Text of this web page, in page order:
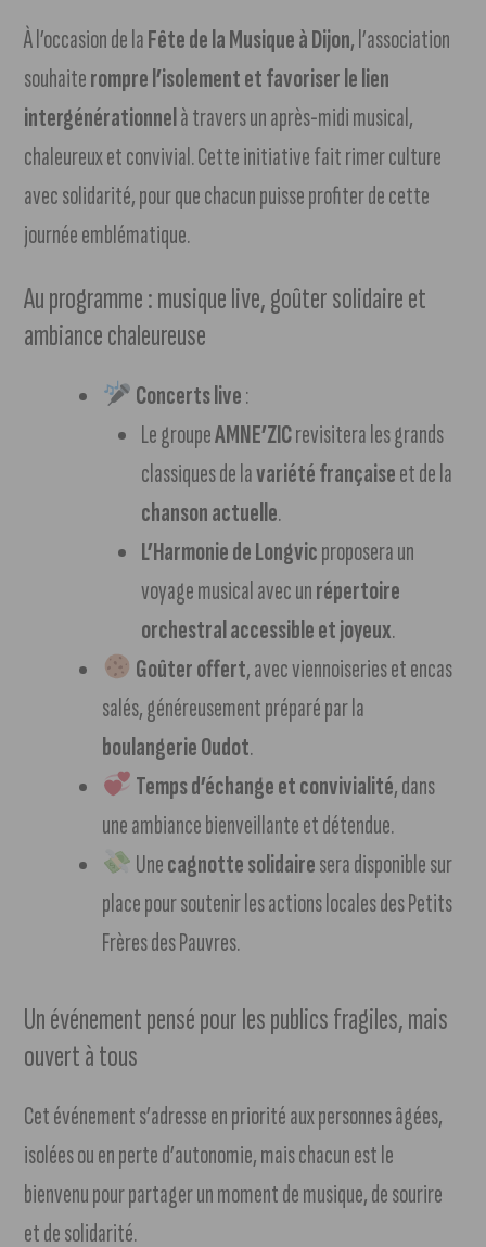
À l’occasion de laFête de la Musique à Dijon, l’association
souhaiterompre l’isolement et favoriser le lien
intergénérationnelà travers un après-midi musical,
chaleureux et convivial. Cette initiative fait rimer culture
avec solidarité, pour que chacun puisse profiter de cette
journée emblématique.
Au programme : musique live, goûter solidaire et
ambiance chaleureuse
Concerts live:
Le groupeAMNE’ZICrevisitera les grands
classiques de lavariété françaiseet de la
chanson actuelle.
L’Harmonie de Longvicproposera un
voyage musical avec unrépertoire
orchestral accessible et joyeux.
Goûter offert, avec viennoiseries et encas
salés, généreusement préparé par la
boulangerie Oudot.
Temps d’échange et convivialité, dans
une ambiance bienveillante et détendue.
Unecagnotte solidairesera disponible sur
place pour soutenir les actions locales des Petits
Frères des Pauvres.
Un événement pensé pour les publics fragiles, mais
ouvert à tous
Cet événement s’adresse en priorité aux personnes âgées,
isolées ou en perte d’autonomie, mais chacun est le
bienvenu pour partager un moment de musique, de sourire
et de solidarité.